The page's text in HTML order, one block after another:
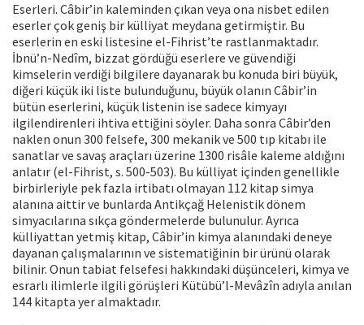
Eserleri. Câbir’in kaleminden çıkan veya ona nisbet edilen
eserler çok geniş bir külliyat meydana getirmiştir. Bu
eserlerin en eski listesine el-Fihrist’te rastlanmaktadır.
İbnü’n-Nedîm, bizzat gördüğü eserlere ve güvendiği
kimselerin verdiği bilgilere dayanarak bu konuda biri büyük,
diğeri küçük iki liste bulunduğunu, büyük olanın Câbir’in
bütün eserlerini, küçük listenin ise sadece kimyayı
ilgilendirenleri ihtiva ettiğini söyler. Daha sonra Câbir’den
naklen onun 300 felsefe, 300 mekanik ve 500 tıp kitabı ile
sanatlar ve savaş araçları üzerine 1300 risâle kaleme aldığını
anlatır (el-Fihrist, s. 500-503). Bu külliyat içinden genellikle
birbirleriyle pek fazla irtibatı olmayan 112 kitap simya
alanına aittir ve bunlarda Antikçağ Helenistik dönem
simyacılarına sıkça göndermelerde bulunulur. Ayrıca
külliyattan yetmiş kitap, Câbir’in kimya alanındaki deneye
dayanan çalışmalarının ve sistematiğinin bir ürünü olarak
bilinir. Onun tabiat felsefesi hakkındaki düşünceleri, kimya ve
esrarlı ilimlerle ilgili görüşleri Kütübü’l-Mevâzîn adıyla anılan
144 kitapta yer almaktadır.